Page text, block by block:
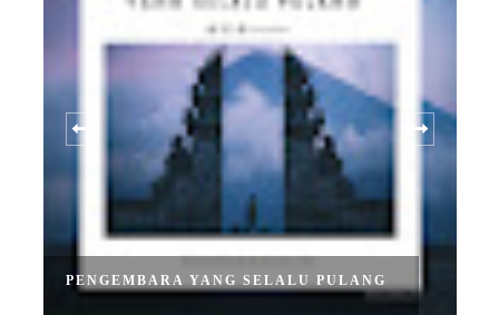
PENGEMBARA YANG SELALU PULANG